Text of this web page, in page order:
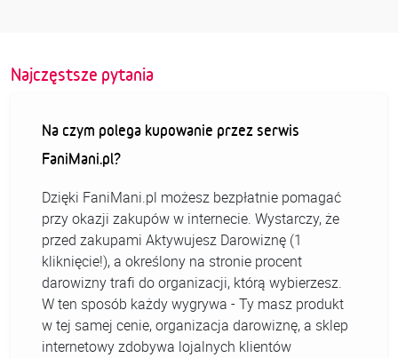
Najczęstsze pytania
Na czym polega kupowanie przez serwis
FaniMani.pl?
Dzięki FaniMani.pl możesz bezpłatnie pomagać
przy okazji zakupów w internecie. Wystarczy, że
przed zakupami Aktywujesz Darowiznę (1
kliknięcie!), a określony na stronie procent
darowizny trafi do organizacji, którą wybierzesz.
W ten sposób każdy wygrywa - Ty masz produkt
w tej samej cenie, organizacja darowiznę, a sklep
internetowy zdobywa lojalnych klientów